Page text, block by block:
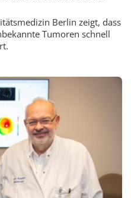
Berlin zeigt, dass
Tumoren schnell